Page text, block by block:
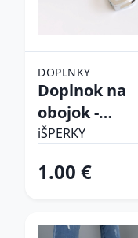
DOPLNKY
Doplnok na
obojok -
Srdiečko
iŠPERKY
1.00 €